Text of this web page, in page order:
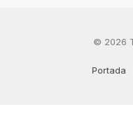
© 2026
Portada